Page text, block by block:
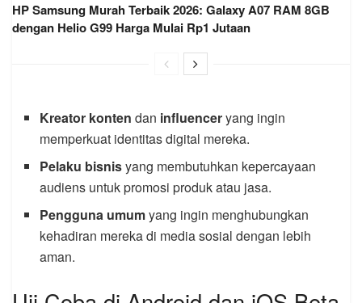
HP Samsung Murah Terbaik 2026: Galaxy A07 RAM 8GB
dengan Helio G99 Harga Mulai Rp1 Jutaan
Kreator konten dan influenceryang ingin
memperkuat identitas digital mereka.
Pelaku bisnisyang membutuhkan kepercayaan
audiens untuk promosi produk atau jasa.
Pengguna umumyang ingin menghubungkan
kehadiran mereka di media sosial dengan lebih
aman.